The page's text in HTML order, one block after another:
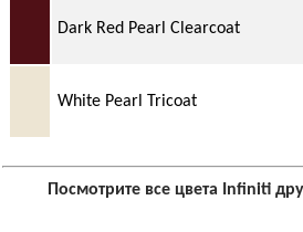
Dark Red Pearl Clearcoat
White Pearl Tricoat
Посмотрите все цвета Infiniti